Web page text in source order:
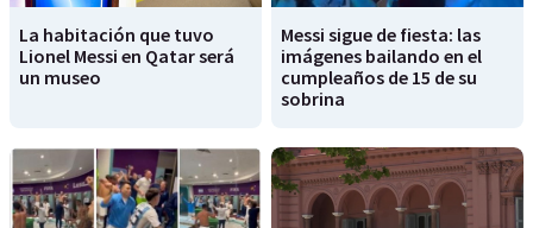
La habitación que tuvo
Lionel Messi en Qatar será
un museo
Messi sigue de fiesta: las
imágenes bailando en el
cumpleaños de 15 de su
sobrina